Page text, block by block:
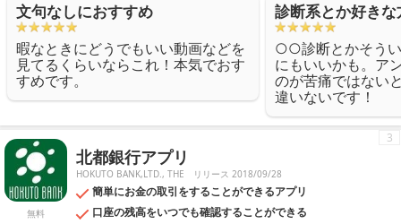
文句なしにおすすめ
暇なときにどうでもいい動画などを
見てるくらいならこれ！本気でおす
すめです。
診断系とか好きな
○○診断とかそう
にもいいかも。ア
のが苦痛ではない
違いないです！
無料
北都銀行アプリ
HOKUTO BANK,LTD., THE リリース 2018/09/28
簡単にお金の取引をすることができるアプリ
口座の残高をいつでも確認することができる
3